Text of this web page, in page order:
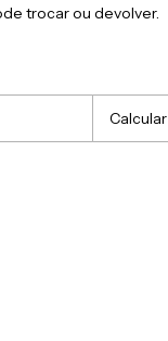
trocar ou devolver.
Calcular